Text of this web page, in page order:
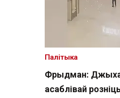
Фрыдман:
асаблівай
Палітыка